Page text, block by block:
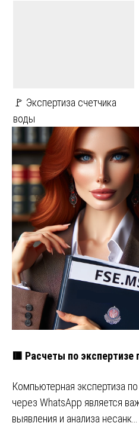
🚩 Экспертиза счетчика
воды
🟥 Расчеты по экспертизе
Компьютерная экспертиза
через WhatsApp является
выявления и анализа несанк…